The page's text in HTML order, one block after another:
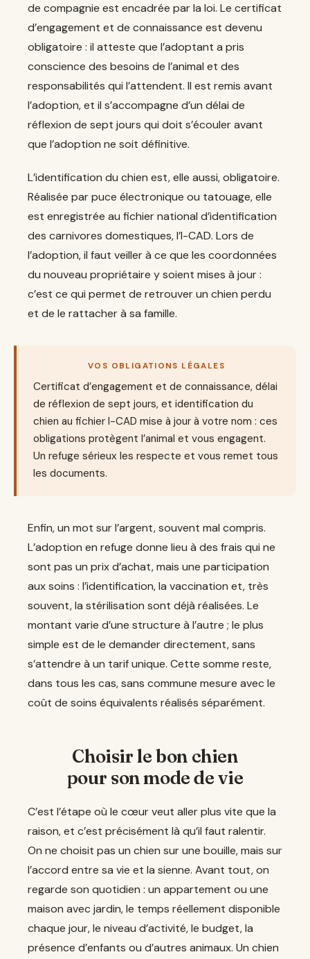
de compagnie est encadrée par la loi. Le certificat
d’engagement et de connaissance est devenu
obligatoire : il atteste que l’adoptant a pris
conscience des besoins de l’animal et des
responsabilités qui l’attendent. Il est remis avant
l’adoption, et il s’accompagne d’un délai de
réflexion de sept jours qui doit s’écouler avant
que l’adoption ne soit définitive.
L’identification du chien est, elle aussi, obligatoire.
Réalisée par puce électronique ou tatouage, elle
est enregistrée au fichier national d’identification
des carnivores domestiques, l’I-CAD. Lors de
l’adoption, il faut veiller à ce que les coordonnées
du nouveau propriétaire y soient mises à jour :
c’est ce qui permet de retrouver un chien perdu
et de le rattacher à sa famille.
VOS OBLIGATIONS LÉGALES
Certificat d’engagement et de connaissance, délai
de réflexion de sept jours, et identification du
chien au fichier I-CAD mise à jour à votre nom : ces
obligations protègent l’animal et vous engagent.
Un refuge sérieux les respecte et vous remet tous
les documents.
Enfin, un mot sur l’argent, souvent mal compris.
L’adoption en refuge donne lieu à des frais qui ne
sont pas un prix d’achat, mais une participation
aux soins : l’identification, la vaccination et, très
souvent, la stérilisation sont déjà réalisées. Le
montant varie d’une structure à l’autre ; le plus
simple est de le demander directement, sans
s’attendre à un tarif unique. Cette somme reste,
dans tous les cas, sans commune mesure avec le
coût de soins équivalents réalisés séparément.
Choisir le bon chien
pour son mode de vie
C’est l’étape où le cœur veut aller plus vite que la
raison, et c’est précisément là qu’il faut ralentir.
On ne choisit pas un chien sur une bouille, mais sur
l’accord entre sa vie et la sienne. Avant tout, on
regarde son quotidien : un appartement ou une
maison avec jardin, le temps réellement disponible
chaque jour, le niveau d’activité, le budget, la
présence d’enfants ou d’autres animaux. Un chien